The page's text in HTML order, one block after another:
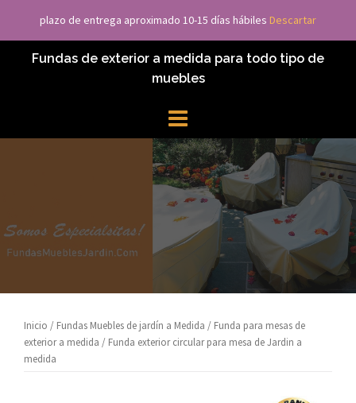
contenido
Fundas Muebles Jardín
Fundas de exterior a medida para todo tipo de
muebles
Inicio / Fundas Muebles de jardín a Medida / Funda para mesas de
exterior a medida / Funda exterior circular para mesa de Jardin a
medida
plazo de entrega aproximado 10-15 días hábiles Descartar